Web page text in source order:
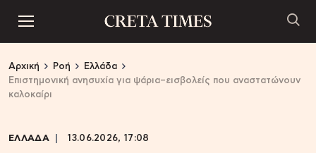
Αρχική Ροή
Ελλάδα
Επιστημονική ανησυχία για ψάρια–εισβολείς που αναστατώνουν
καλοκαίρι
ΕΛΛΑΔΑ 13.06.2026, 17:08